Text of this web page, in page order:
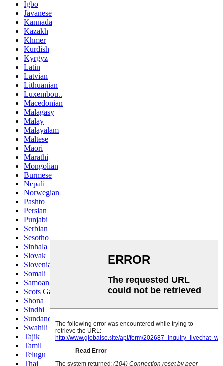
Igbo
Javanese
Kannada
Kazakh
Khmer
Kurdish
Kyrgyz
Latin
Latvian
Lithuanian
Luxembou..
Macedonian
Malagasy
Malay
Malayalam
Maltese
Maori
Marathi
Mongolian
Burmese
Nepali
Norwegian
Pashto
Persian
Punjabi
Serbian
Sesotho
Sinhala
Slovak
Slovenian
Somali
Samoan
Scots Gaelic
Shona
Sindhi
Sundanese
Swahili
Tajik
Tamil
Telugu
Thai